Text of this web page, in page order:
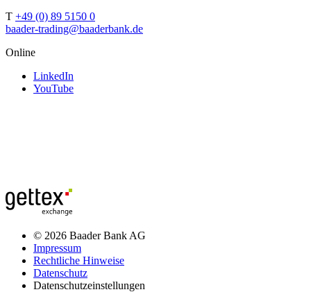
T +49 (0) 89 5150 0
baader-trading@baaderbank.de
Online
LinkedIn
YouTube
© 2026 Baader Bank AG
Impressum
Rechtliche Hinweise
Datenschutz
Datenschutzeinstellungen